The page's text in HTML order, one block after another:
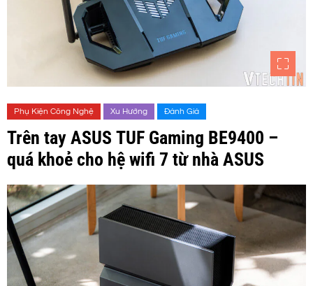
Phụ Kiện Công Nghệ Xu Hướng Đánh Giá
Trên tay ASUS TUF Gaming BE9400 –
quá khoẻ cho hệ wifi 7 từ nhà ASUS